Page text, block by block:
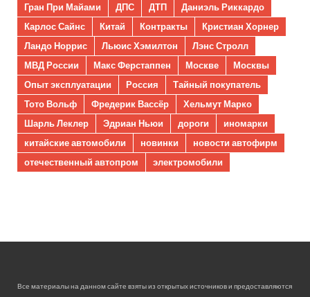
Гран При Майами
ДПС ДТП
Даниэль Риккардо
Карлос Сайнс
Китай Контракты
Кристиан Хорнер
Ландо Норрис
Льюис Хэмилтон
Лэнс Стролл
МВД России
Макс Ферстаппен Москве
Москвы
Опыт эксплуатации
Россия
Тайный покупатель
Тото Вольф
Фредерик Вассёр
Хельмут Марко
Шарль Леклер
Эдриан Ньюи дороги
иномарки
китайские автомобили
новинки
новости автофирм
отечественный автопром
электромобили
Все материалы на данном сайте взяты из открытых источников и предоставляются